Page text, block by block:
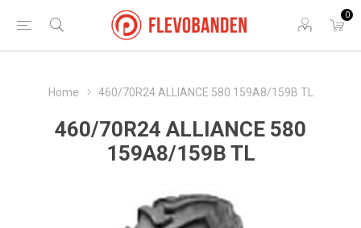
0
Home 460/70R24 ALLIANCE 580 159A8/159B TL
460/70R24 ALLIANCE 580
159A8/159B TL